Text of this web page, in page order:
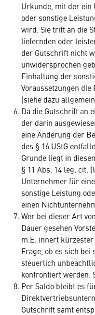
Urkunde, mit der ein
oder sonstige
wird. Sie tritt an die
liefernden oder
der Gutschrift nicht
unwidersprochen
Einhaltung der
Voraussetzungen
(siehe dazu
Da die Gutschrift an
der darin
eine Änderung der
des § 16 UStG
Grunde liegt in
§ 11 Abs. 14 leg. cit.
Unternehmer für
sonstige Leistung
einen
Wer bei dieser Art
Dauer gesehen
m.E. innert
Frage, ob es sich
steuerlich
konfrontiert werden.
Per Saldo bleibt es
Gutschrift samt